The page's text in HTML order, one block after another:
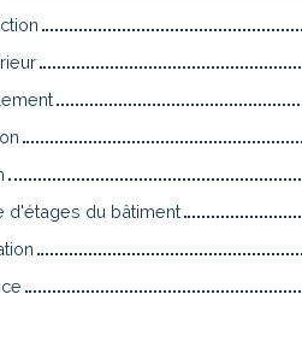
d'étages du bâtiment